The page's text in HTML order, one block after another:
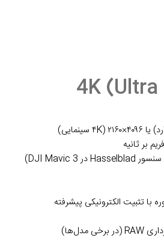
با تثبیت الکترونیکی پیشرفته